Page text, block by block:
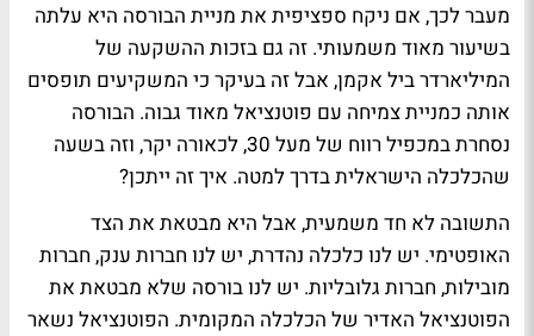
מעבר לכך, אם ניקח ספציפית את מניית הבורסה היא עלתה
בשיעור מאוד משמעותי. זה גם בזכות ההשקעה של
המיליארדר ביל אקמן, אבל זה בעיקר כי המשקיעים תופסים
אותה כמניית צמיחה עם פוטנציאל מאוד גבוה. הבורסה
נסחרת במכפיל רווח של מעל 30, לכאורה יקר, וזה בשעה
שהכלכלה הישראלית בדרך למטה. איך זה ייתכן?
התשובה לא חד משמעית, אבל היא מבטאת את הצד
האופטימי. יש לנו כלכלה נהדרת, יש לנו חברות ענק, חברות
מובילות, חברות גלובליות. יש לנו בורסה שלא מבטאת את
הפוטנציאל האדיר של הכלכלה המקומית. הפוטנציאל נשאר